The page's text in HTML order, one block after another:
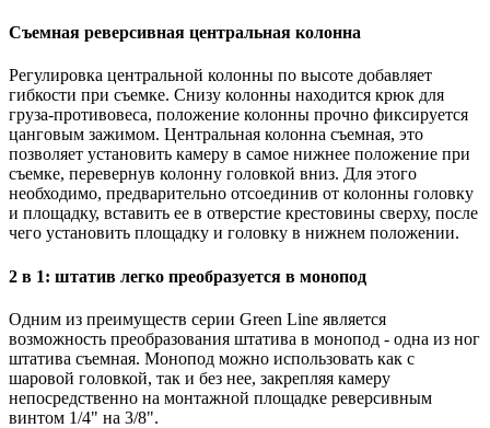
Съемная реверсивная центральная колонна
Регулировка центральной колонны по высоте добавляет
гибкости при съемке. Снизу колонны находится крюк для
груза-противовеса, положение колонны прочно фиксируется
цанговым зажимом. Центральная колонна съемная, это
позволяет установить камеру в самое нижнее положение при
съемке, перевернув колонну головкой вниз. Для этого
необходимо, предварительно отсоединив от колонны головку
и площадку, вставить ее в отверстие крестовины сверху, после
чего установить площадку и головку в нижнем положении.
2 в 1: штатив легко преобразуется в монопод
Одним из преимуществ серии Green Line является
возможность преобразования штатива в монопод - одна из ног
штатива съемная. Монопод можно использовать как с
шаровой головкой, так и без нее, закрепляя камеру
непосредственно на монтажной площадке реверсивным
винтом 1/4" на 3/8".